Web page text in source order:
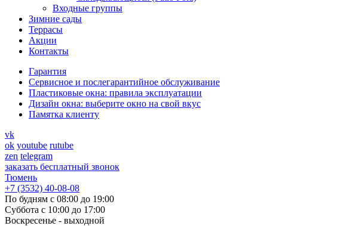
Входные группы
Зимние сады
Террасы
Акции
Контакты
Гарантия
Cервисное и послегарантийное обслуживание
Пластиковые окна: правила эксплуатации
Дизайн окна: выберите окно на свой вкус
Памятка клиенту
vk
ok youtube rutube
zen telegram
заказать бесплатный звонок
Тюмень
+7 (3532) 40-08-08
По будням с 08:00 до 19:00
Суббота с 10:00 до 17:00
Воскресенье - выходной